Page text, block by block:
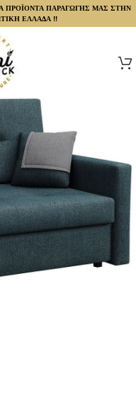
ΠΡΟΪΟΝΤΑ ΠΑΡΑΓΩΓΗΣ ΜΑΣ ΣΤΗΝ
ΕΛΛΑΔΑ !!